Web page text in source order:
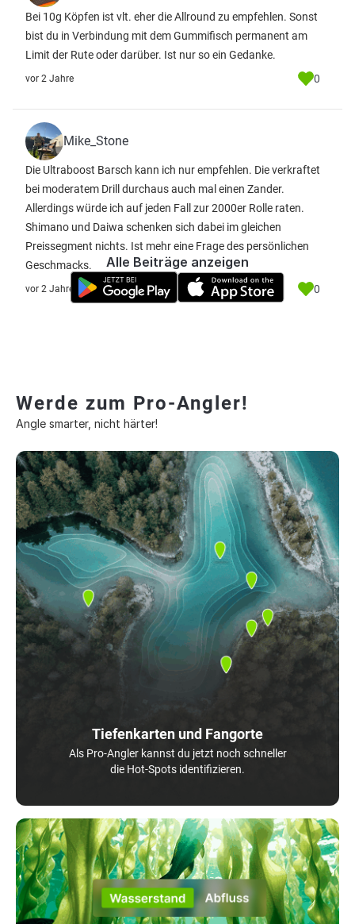
Bei 10g Köpfen ist vlt. eher die Allround zu empfehlen. Sonst
bist du in Verbindung mit dem Gummifisch permanent am
Limit der Rute oder darüber. Ist nur so ein Gedanke.
vor 2 Jahre 0
Mike_Stone
Die Ultraboost Barsch kann ich nur empfehlen. Die verkraftet
bei moderatem Drill durchaus auch mal einen Zander.
Allerdings würde ich auf jeden Fall zur 2000er Rolle raten.
Shimano und Daiwa schenken sich dabei im gleichen
Preissegment nichts. Ist mehr eine Frage des persönlichen
Geschmacks.
vor 2 Jahre 0
Alle Beiträge anzeigen
Werde zum Pro-Angler!
Angle smarter, nicht härter!
Tiefenkarten und Fangorte
Als Pro-Angler kannst du jetzt noch schneller
die Hot-Spots identifizieren.